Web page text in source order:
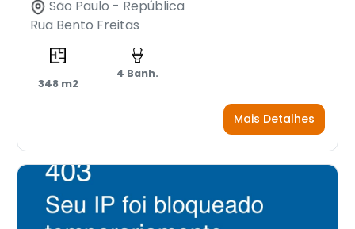
São Paulo - República
Rua Bento Freitas
348 m2
4 Banh.
Mais Detalhes